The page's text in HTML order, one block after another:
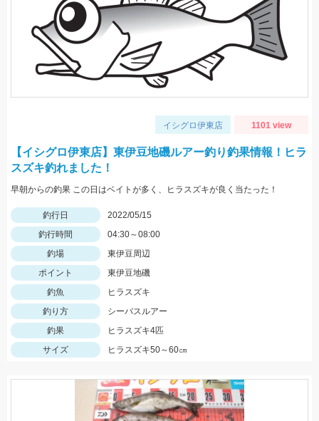
イシグロ伊東店 1101 view
【イシグロ伊東店】東伊豆地磯ルアー釣り釣果情報！ヒラ
スズキ釣れました！
早朝からの釣果 この日はベイトが多く、ヒラスズキが良く当たった！
釣行日
2022/05/15
釣行時間
04:30～08:00
釣場
東伊豆周辺
ポイント
東伊豆地磯
釣魚
ヒラスズキ
釣り方
シーバスルアー
釣果
ヒラスズキ4匹
サイズ
ヒラスズキ50～60㎝